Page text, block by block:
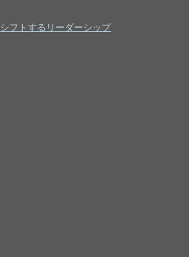
シフトするリーダーシップ